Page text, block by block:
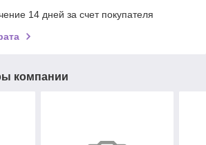
14 дней за счет покупателя
компании